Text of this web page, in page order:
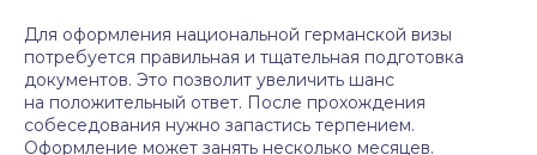
Для оформления национальной германской визы
потребуется правильная и тщательная подготовка
документов. Это позволит увеличить шанс
на положительный ответ. После прохождения
собеседования нужно запастись терпением.
Оформление может занять несколько месяцев.